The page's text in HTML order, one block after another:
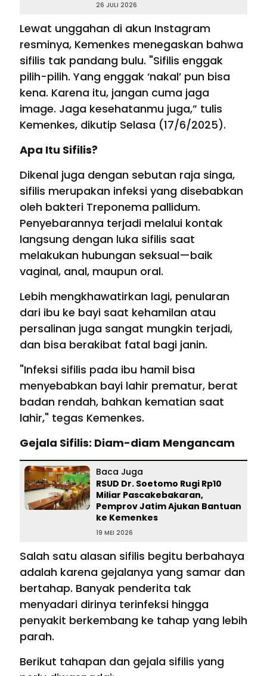
26 JULI 2026
Lewat unggahan di akun Instagram
resminya, Kemenkes menegaskan bahwa
sifilis tak pandang bulu. "Sifilis enggak
pilih-pilih. Yang enggak ‘nakal’ pun bisa
kena. Karena itu, jangan cuma jaga
image. Jaga kesehatanmu juga,” tulis
Kemenkes, dikutip Selasa (17/6/2025).
Apa Itu Sifilis?
Dikenal juga dengan sebutan raja singa,
sifilis merupakan infeksi yang disebabkan
oleh bakteri Treponema pallidum.
Penyebarannya terjadi melalui kontak
langsung dengan luka sifilis saat
melakukan hubungan seksual—baik
vaginal, anal, maupun oral.
Lebih mengkhawatirkan lagi, penularan
dari ibu ke bayi saat kehamilan atau
persalinan juga sangat mungkin terjadi,
dan bisa berakibat fatal bagi janin.
"Infeksi sifilis pada ibu hamil bisa
menyebabkan bayi lahir prematur, berat
badan rendah, bahkan kematian saat
lahir," tegas Kemenkes.
Gejala Sifilis: Diam-diam Mengancam
Baca Juga
RSUD Dr. Soetomo Rugi Rp10
Miliar Pascakebakaran,
Pemprov Jatim Ajukan Bantuan
ke Kemenkes
19 MEI 2026
Salah satu alasan sifilis begitu berbahaya
adalah karena gejalanya yang samar dan
bertahap. Banyak penderita tak
menyadari dirinya terinfeksi hingga
penyakit berkembang ke tahap yang lebih
parah.
Berikut tahapan dan gejala sifilis yang